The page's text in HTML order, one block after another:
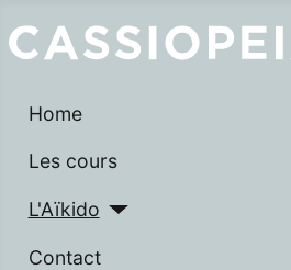
Home
Les cours
L'Aïkido
Contact